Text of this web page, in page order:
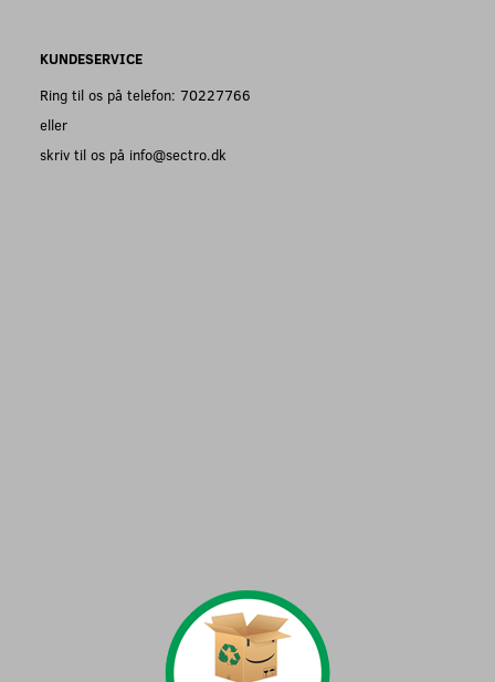
KUNDESERVICE
Ring til os på telefon: 70227766
eller
skriv til os på info@sectro.dk